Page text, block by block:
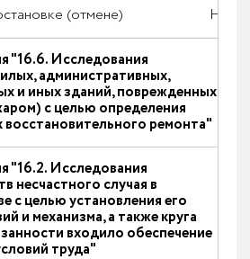
(отмене) Нет
"16.6. Исследования
административных,
и иных зданий, поврежденных
с целью определения
восстановительного ремонта"
"16.2. Исследования
несчастного случая в
с целью установления его
и механизма, а также круга
входило обеспечение
труда"